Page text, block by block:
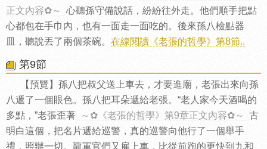
正文內容✿～
心聽孫守備說話，紛紛往外走。他們順手把點
心都包在手巾內，也有一面走一面吃的。後來孫八檢點器
皿，聽說丟了兩個茶碗。 在線閱讀《老張的哲學》第8節..
第9節
【預覽】孫八把叔父送上車去，才要進廟，老張出來向孫
八遞了一個眼色。孫八把耳朵遞給老張。“老人家今天酒喝的
多點，”老張歪著
～✿《老張的哲學》第9章正文內容✿～
古
明白這個，把名片遞給巡警，真的巡警向他行了一個舉手
禮，照辦一切。龍軍官們又雇上車，比從前跑的更快到九和